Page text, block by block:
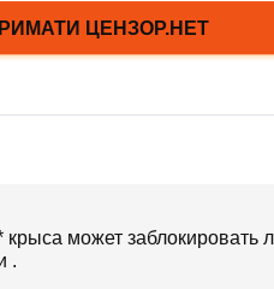
может заблокировать
.